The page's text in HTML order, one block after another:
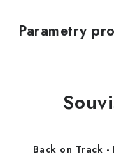
Parametry
Back on Track -